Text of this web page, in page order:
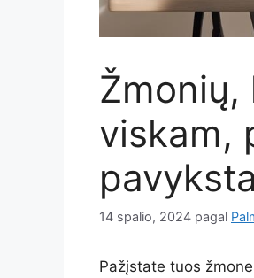
Žmonių,
viskam,
14 spalio, 2024 pagal
Pažįstate tuos